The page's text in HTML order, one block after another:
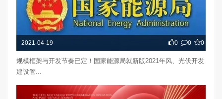
2021-04-19 0 0 0
规模框架与开发节奏已定！国家能源局就新版2021年风、光伏开发
建设管...